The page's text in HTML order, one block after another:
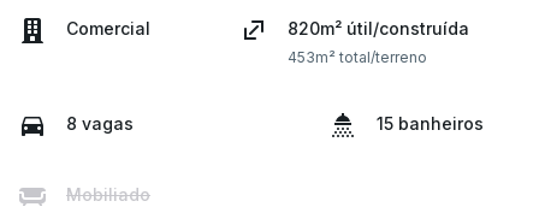
Comercial 820m² útil/construída
453m² total/terreno
8 vagas 15 banheiros
Mobiliado